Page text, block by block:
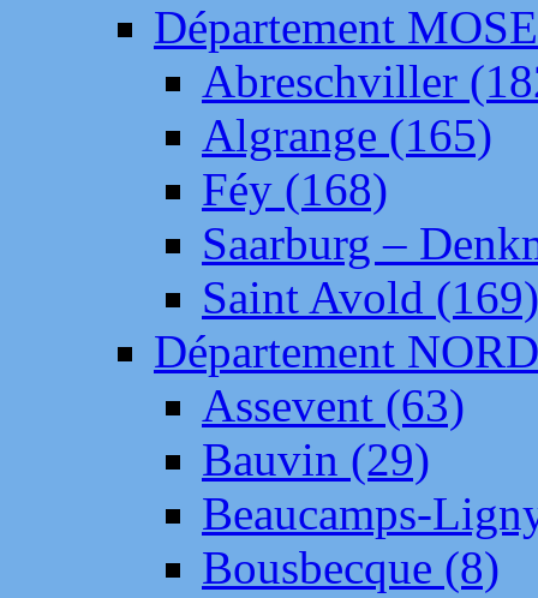
Département
Abreschviller
Algrange (165)
Féy (168)
Saarburg –
Saint Avold (169)
Département NORD
Assevent (63)
Bauvin (29)
Beaucamps-
Bousbecque (8)